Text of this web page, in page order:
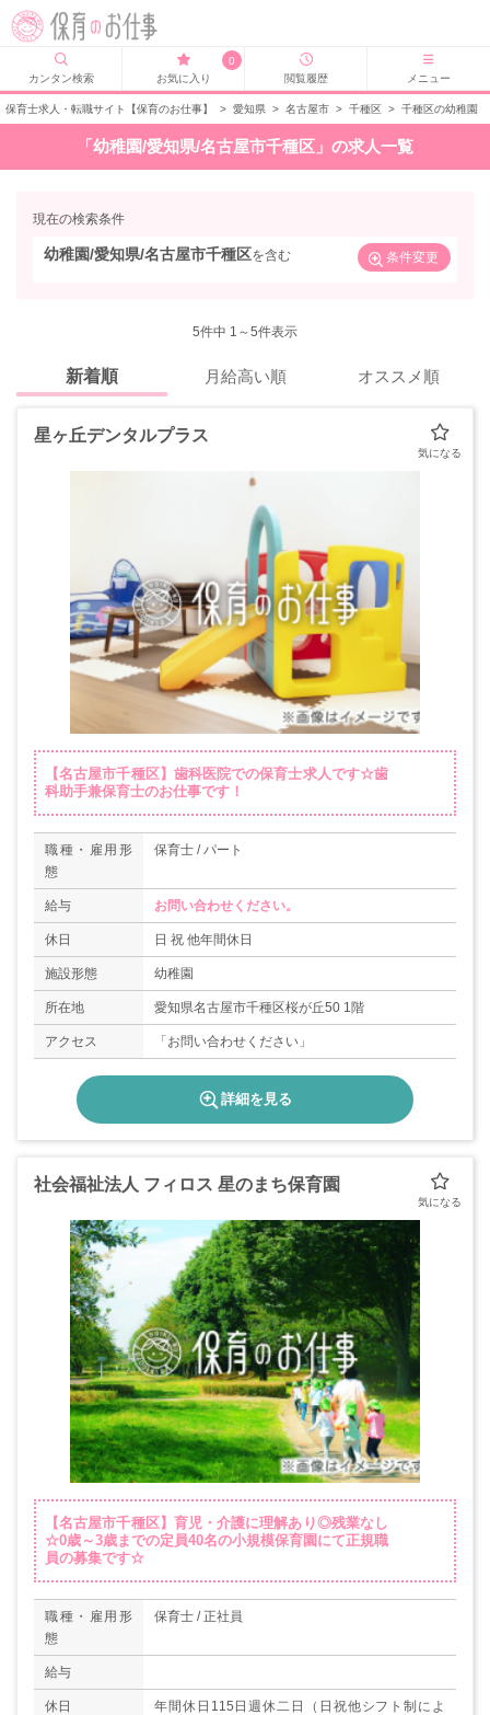
カンタン検索
0
お気に入り
閲覧履歴 メニュー
保育士求人・転職サイト【保育のお仕事】 > 愛知県 > 名古屋市 > 千種区 > 千種区の幼稚園
「幼稚園/愛知県/名古屋市千種区」の求人一覧
現在の検索条件
幼稚園/愛知県/名古屋市千種区を含む 条件変更
5件中 1～5件表示
新着順 月給高い順 オススメ順
星ヶ丘デンタルプラス
【名古屋市千種区】歯科医院での保育士求人です☆歯
科助手兼保育士のお仕事です！
職種・雇用形
態
保育士 / パート
給与 お問い合わせください。
休日 日 祝 他年間休日
施設形態 幼稚園
所在地 愛知県名古屋市千種区桜が丘50 1階
アクセス 「お問い合わせください」
詳細を見る
社会福祉法人 フィロス 星のまち保育園
【名古屋市千種区】育児・介護に理解あり◎残業なし
☆0歳～3歳までの定員40名の小規模保育園にて正規職
員の募集です☆
職種・雇用形
態
保育士 / 正社員
給与
休日
年間休日115日週休二日（日祝他シフト制によ